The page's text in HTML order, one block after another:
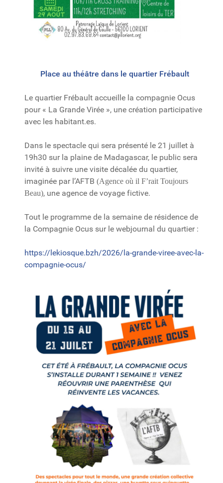
Place au théâtre dans le quartier Frébault
Le quartier Frébault accueille la compagnie Ocus
pour « La Grande Virée », une création participative
avec les habitant.es.
Dans le spectacle qui sera présenté le 21 juillet à
19h30 sur la plaine de Madagascar, le public sera
invité à suivre une visite décalée du quartier,
imaginée par l’AFTB (Agence où il F’rait Toujours
Beau), une agence de voyage fictive.
Tout le programme de la semaine de résidence de
la Compagnie Ocus sur le webjournal du quartier :
https://lekiosque.bzh/2026/la-grande-viree-avec-la-
compagnie-ocus/